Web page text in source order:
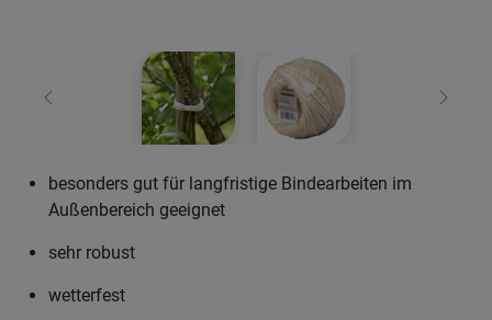
Zurück Weiter
besonders gut für langfristige Bindearbeiten im
Außenbereich geeignet
sehr robust
wetterfest